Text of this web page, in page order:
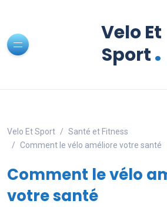
Velo Et
Sport.
Velo Et Sport
Santé et Fitness
Comment le vélo améliore votre santé
Comment le vélo
votre santé